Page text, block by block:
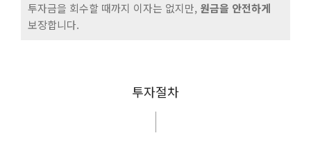
투자금을 회수할 때까지 이자는 없지만, 원금을 안전하게
보장합니다.
투자절차